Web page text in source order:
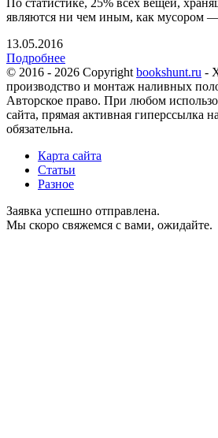
По статистике, 25% всех вещей,
являются ни чем иным, как мусором
13.05.2016
Подробнее
© 2016 - 2026 Copyright bookshunt.ru -
производство и монтаж наливных
Авторское право. При любом
сайта, прямая активная гиперссылка на
обязательна.
Карта сайта
Статьи
Разное
Заявка успешно отправлена.
Мы скоро свяжемся с вами, ожидайте.